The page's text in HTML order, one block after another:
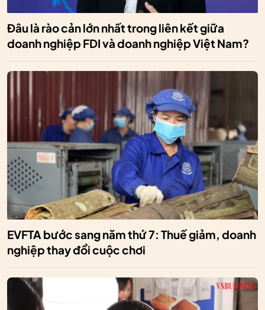
Đâu là rào cản lớn nhất trong liên kết giữa
doanh nghiệp FDI và doanh nghiệp Việt Nam?
EVFTA bước sang năm thứ 7: Thuế giảm, doanh
nghiệp thay đổi cuộc chơi